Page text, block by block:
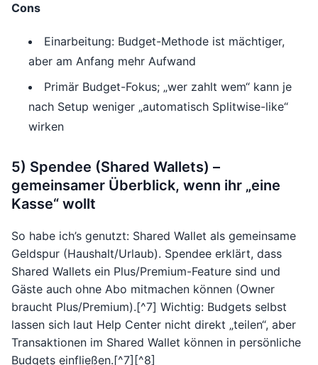
Cons
Einarbeitung: Budget-Methode ist mächtiger,
aber am Anfang mehr Aufwand
Primär Budget-Fokus; „wer zahlt wem“ kann je
nach Setup weniger „automatisch Splitwise-like“
wirken
5) Spendee (Shared Wallets) –
gemeinsamer Überblick, wenn ihr „eine
Kasse“ wollt
So habe ich’s genutzt: Shared Wallet als gemeinsame
Geldspur (Haushalt/Urlaub). Spendee erklärt, dass
Shared Wallets ein Plus/Premium-Feature sind und
Gäste auch ohne Abo mitmachen können (Owner
braucht Plus/Premium).[^7] Wichtig: Budgets selbst
lassen sich laut Help Center nicht direkt „teilen“, aber
Transaktionen im Shared Wallet können in persönliche
Budgets einfließen.[^7][^8]